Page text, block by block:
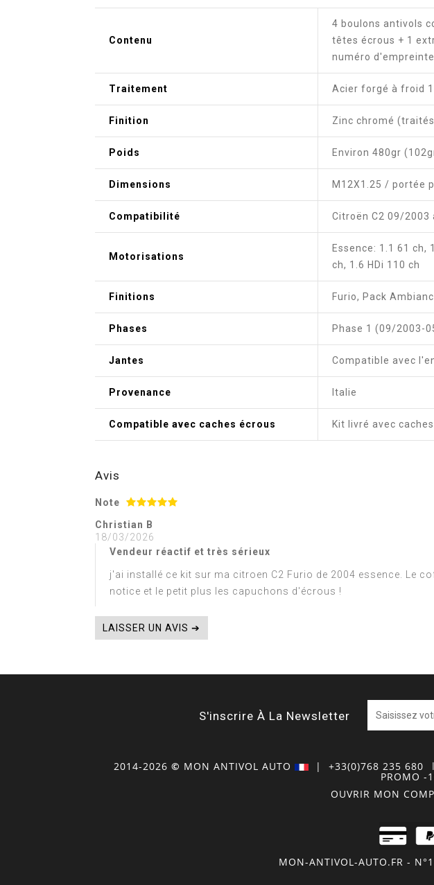
Contenu
4 boulons antivols
têtes écrous + 1
numéro d'empreinte
Traitement Acier forgé à froid
Finition Zinc chromé
Poids Environ 480gr
Dimensions M12X1.25 / portée
Compatibilité Citroën C2 09/2003
Motorisations
Essence: 1.1 61 ch,
ch, 1.6 HDi 110 ch
Finitions Furio, Pack
Phases Phase 1 (09/2003-
Jantes Compatible avec
Provenance Italie
Compatible avec caches écrous Kit livré avec
Avis
Note
Christian B
18/03/2026
Vendeur réactif et très sérieux
j'ai installé ce kit sur ma citroen C2 Furio de 2004 essence. Le
notice et le petit plus les capuchons d'écrous !
LAISSER UN AVIS ➔
S'inscrire À La Newsletter
2014-2026 © MON ANTIVOL AUTO | +33(0)768 235 680
PROMO -
OUVRIR MON
MON-ANTIVOL-AUTO.FR -